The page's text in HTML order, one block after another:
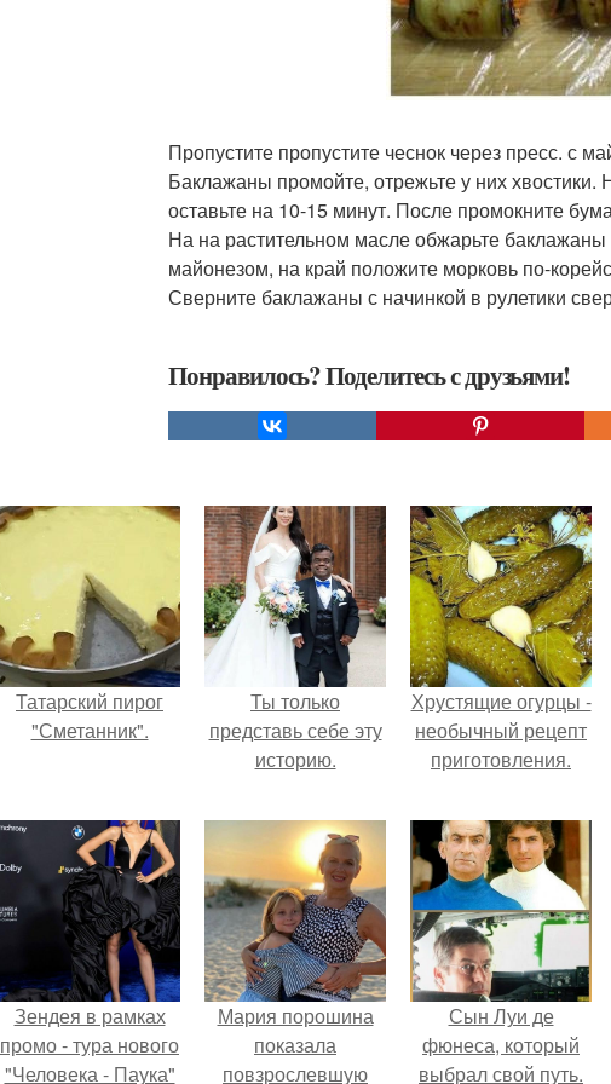
Пропустите пропустите чеснок через пресс. с
Баклажаны промойте, отрежьте у них
оставьте на 10-15 минут. После промокните
На на растительном масле обжарьте
майонезом, на край положите морковь по-
Сверните баклажаны с начинкой в рулетики
Понравилось? Поделитесь с друзьями!
Татарский пирог
"Сметанник".
Ты только
представь себе эту
историю.
Хрустящие огурцы -
необычный рецепт
приготовления.
Зендея в рамках
промо - тура нового
"Человека - Паука"
Мария порошина
показала
повзрослевшую
Сын Луи де
фюнеса, который
выбрал свой путь.